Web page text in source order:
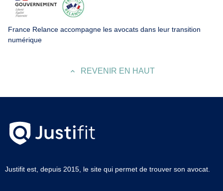
France Relance accompagne les avocats dans leur transition
numérique
REVENIR EN HAUT
Justifit est, depuis 2015, le site qui permet de trouver son avocat.